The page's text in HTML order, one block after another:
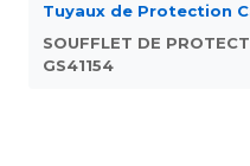
Tuyaux de Protection
SOUFFLET DE
GS41154